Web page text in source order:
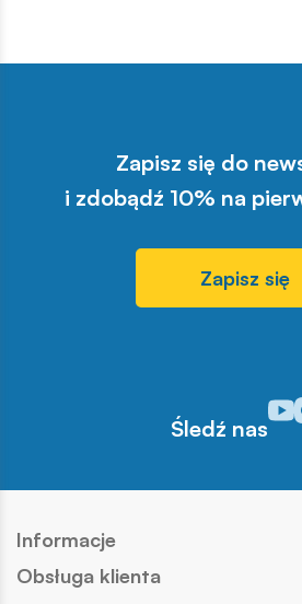
Zapisz się do
i zdobądź 10% na
Zapisz się
Śledź nas
Informacje
Obsługa klienta